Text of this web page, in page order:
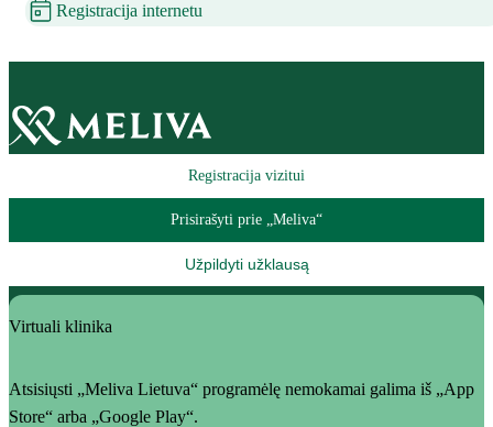
Registracija internetu
Registracija vizitui
Prisirašyti prie „Meliva“
Užpildyti užklausą
Virtuali klinika
Atsisiųsti „Meliva Lietuva“ programėlę nemokamai galima iš „App
Store“ arba „Google Play“.